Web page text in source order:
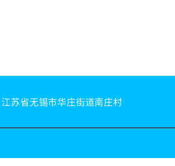
江苏省无锡市华庄街道南庄村